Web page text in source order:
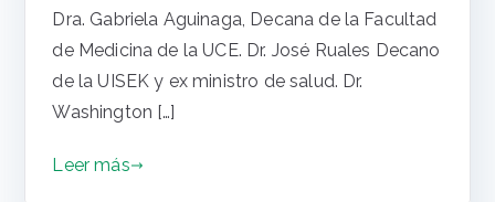
Dra. Gabriela Aguinaga, Decana de la Facultad
de Medicina de la UCE. Dr. José Ruales Decano
de la UISEK y ex ministro de salud. Dr.
Washington […]
Leer más